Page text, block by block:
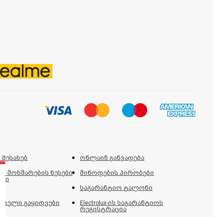
ონლაინ განვადება
მოხმარების წესები მიწოდების პირობები
საგარანტიო ტალონი
გაყიდვები Electrolux-ის საგარანტიოს
რეგისტრაცია